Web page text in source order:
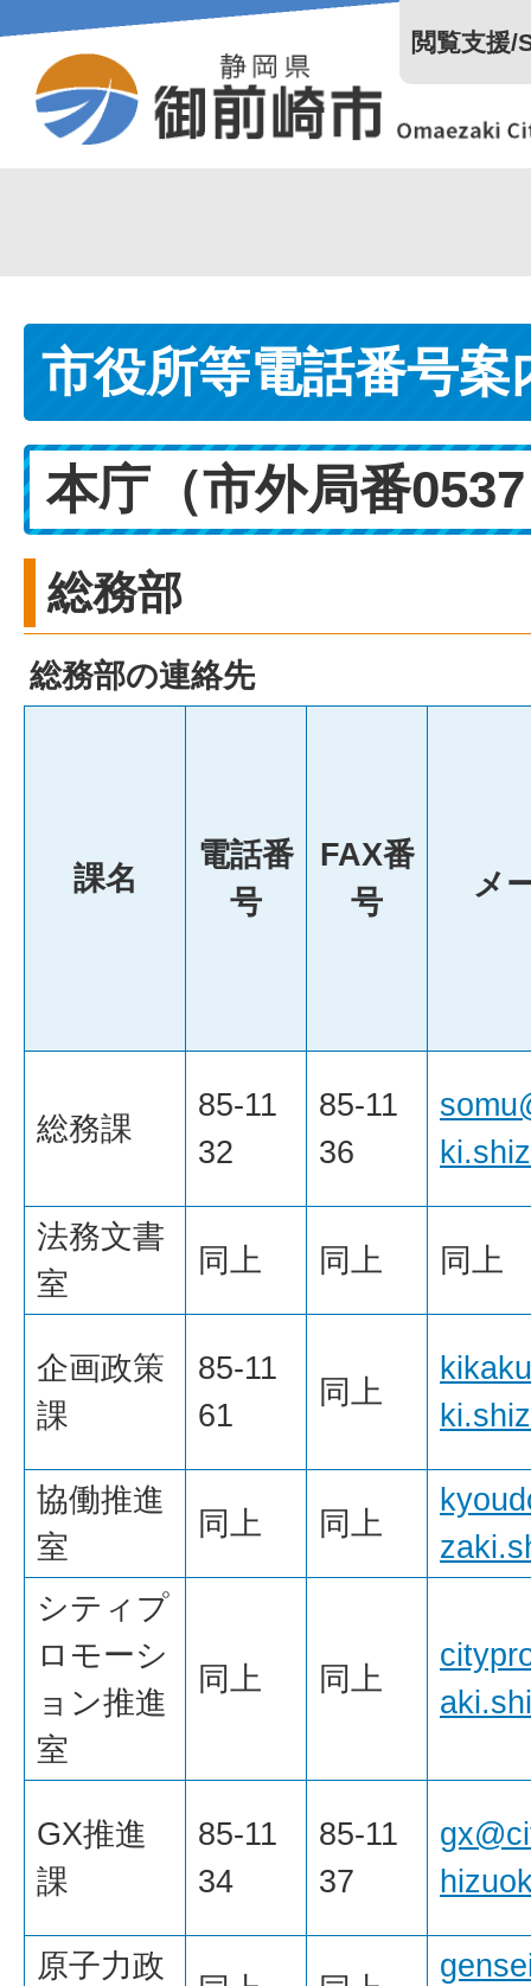
閲覧支援
市役所等電話番号案
本庁（市外局番
総務部
総務部の連絡先
課名
電話番
号
FAX番
号
メ
総務課
85-11
32
85-11
36
法務文書
室
同上 同上 同上
企画政策
課
85-11
61
同上
協働推進
室
同上 同上
シティプ
ロモーシ
ョン推進
室
同上 同上
GX推進
課
85-11
34
85-11
37
原子力政